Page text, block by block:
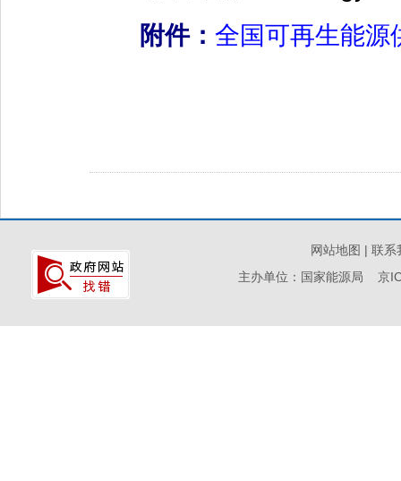
附件： 全国可再生能源